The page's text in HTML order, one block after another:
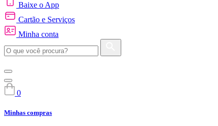
Baixe o App
Cartão e Serviços
Minha conta
0
Minhas compras